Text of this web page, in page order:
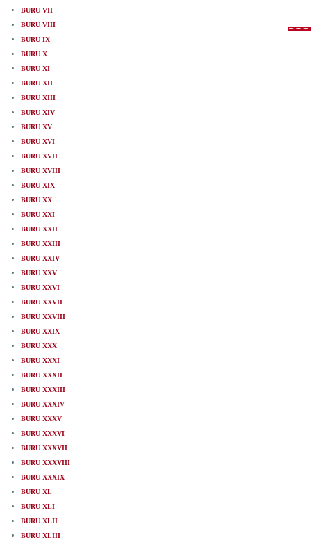
BURU VII
BURU VIII
BURU IX
BURU X
BURU XI
BURU XII
BURU XIII
BURU XIV
BURU XV
BURU XVI
BURU XVII
BURU XVIII
BURU XIX
BURU XX
BURU XXI
BURU XXII
BURU XXIII
BURU XXIV
BURU XXV
BURU XXVI
BURU XXVII
BURU XXVIII
BURU XXIX
BURU XXX
BURU XXXI
BURU XXXII
BURU XXXIII
BURU XXXIV
BURU XXXV
BURU XXXVI
BURU XXXVII
BURU XXXVIII
BURU XXXIX
BURU XL
BURU XLI
BURU XLII
BURU XLIII